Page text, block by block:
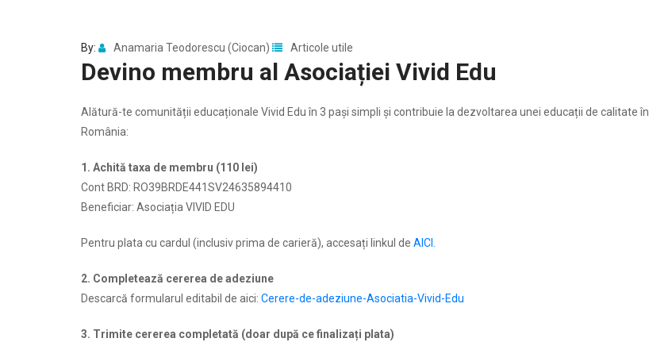
By: Anamaria Teodorescu (Ciocan) Articole utile
Devino membru al Asociației Vivid Edu
Alătură-te comunității educaționale Vivid Edu în 3 pași simpli și contribuie la dezvoltarea unei educații de calitate în
România:
1. Achită taxa de membru (110 lei)
Cont BRD: RO39BRDE441SV24635894410
Beneficiar: Asociația VIVID EDU
Pentru plata cu cardul (inclusiv prima de carieră), accesați linkul de AICI.
2. Completează cererea de adeziune
Descarcă formularul editabil de aici: Cerere-de-adeziune-Asociatia-Vivid-Edu
3. Trimite cererea completată (doar după ce finalizați plata)